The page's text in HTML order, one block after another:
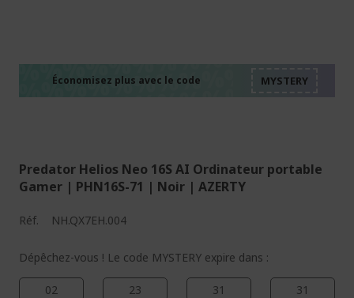
Économisez plus avec le code
Predator Helios Neo 16S AI Ordinateur portable
Gamer | PHN16S-71 | Noir | AZERTY
Réf. NH.QX7EH.004
Dépêchez-vous ! Le code MYSTERY expire dans :
02 23 31 30